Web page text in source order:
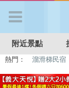
APP登入
首 頁
附近景點
熱門： 溜滑梯民宿